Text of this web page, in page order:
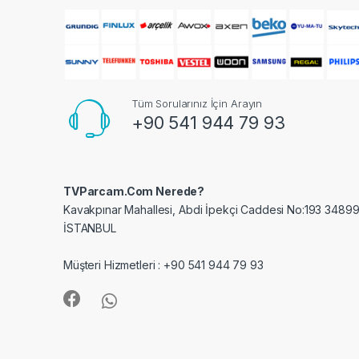
Tüm Sorularınız İçin Arayın
+90 541 944 79 93
TVParcam.Com Nerede?
Kavakpınar Mahallesi, Abdi İpekçi Caddesi No:193
İSTANBUL
Müşteri Hizmetleri : +90 541 944 79 93